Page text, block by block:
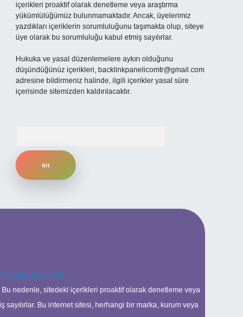
içerikleri proaktif olarak denetleme veya araştırma
yükümlülüğümüz bulunmamaktadır. Ancak, üyelerimiz
yazdıkları içeriklerin sorumluluğunu taşımakta olup, siteye
üye olarak bu sorumluluğu kabul etmiş sayılırlar.
Hukuka ve yasal düzenlemelere aykırı olduğunu
düşündüğünüz içerikleri, backlinkpanelicomtr@gmail.com
adresine bildirmeniz halinde, ilgili içerikler yasal süre
içerisinde sitemizden kaldırılacaktır.
@karabul
Bu nedenle, sitedeki içerikleri proaktif olarak denetleme veya
Bu internet sitesi, herhangi bir marka, kurum veya